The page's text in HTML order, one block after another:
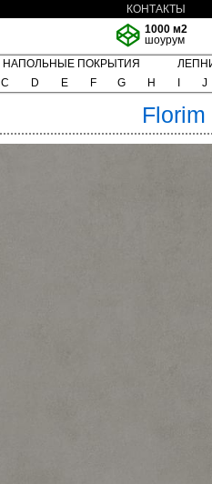
КОНТАКТЫ
1000 м2
шоурум
НАПОЛЬНЫЕ ПОКРЫТИЯ
C D E F G H J
Florim